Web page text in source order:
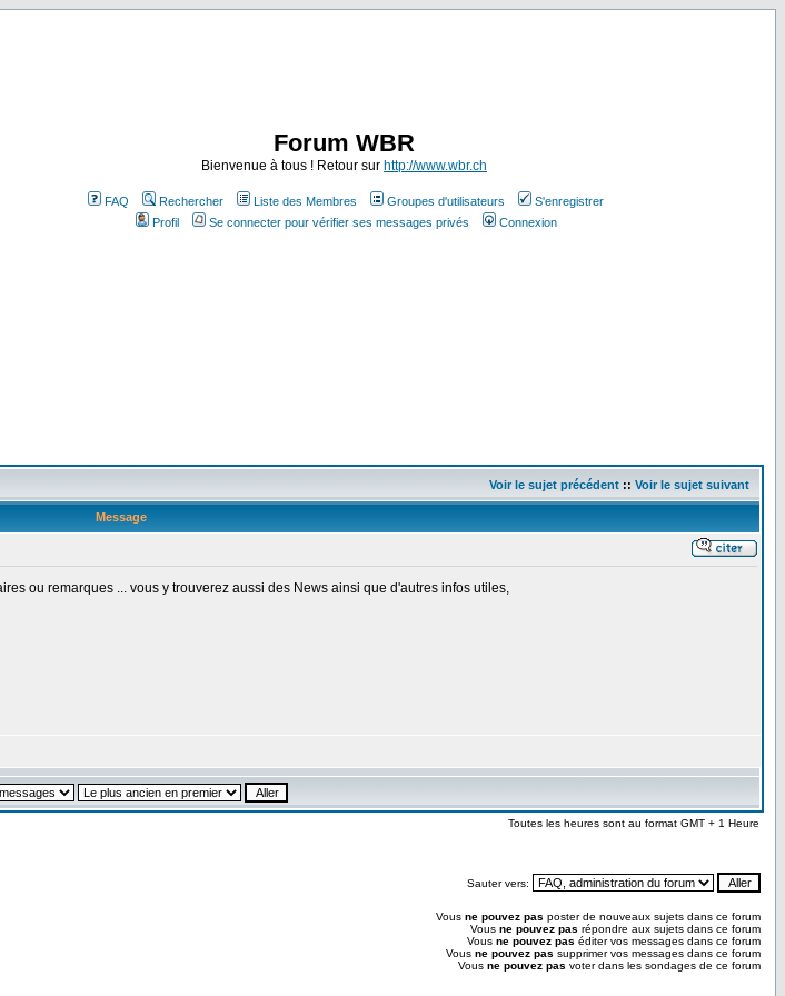
Forum WBR
Bienvenue à tous ! Retour sur http://www.wbr.ch
FAQ Rechercher Liste des Membres Groupes d'utilisateurs
S'enregistrer
Profil
Se connecter pour vérifier ses messages privés Connexion
Voir le sujet précédent :: Voir le sujet suivant
Message
ou remarques ... vous y trouverez aussi des News ainsi que d'autres infos utiles,
Toutes les heures sont au format GMT + 1 Heure
Sauter vers:
Vous ne pouvez pas poster de nouveaux sujets dans ce forum
Vous ne pouvez pas répondre aux sujets dans ce forum
Vous ne pouvez pas éditer vos messages dans ce forum
Vous ne pouvez pas supprimer vos messages dans ce forum
Vous ne pouvez pas voter dans les sondages de ce forum